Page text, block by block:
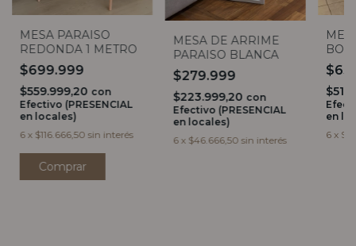
MESA PARAISO
REDONDA 1 METRO
$699.999
$559.999,20 con
Efectivo (PRESENCIAL
en locales)
6 x $116.666,50 sin interés
MESA DE ARRIME
PARAISO BLANCA
$279.999
$223.999,20 con
Efectivo (PRESENCIAL
en locales)
6 x $46.666,50 sin interés
en
6 x